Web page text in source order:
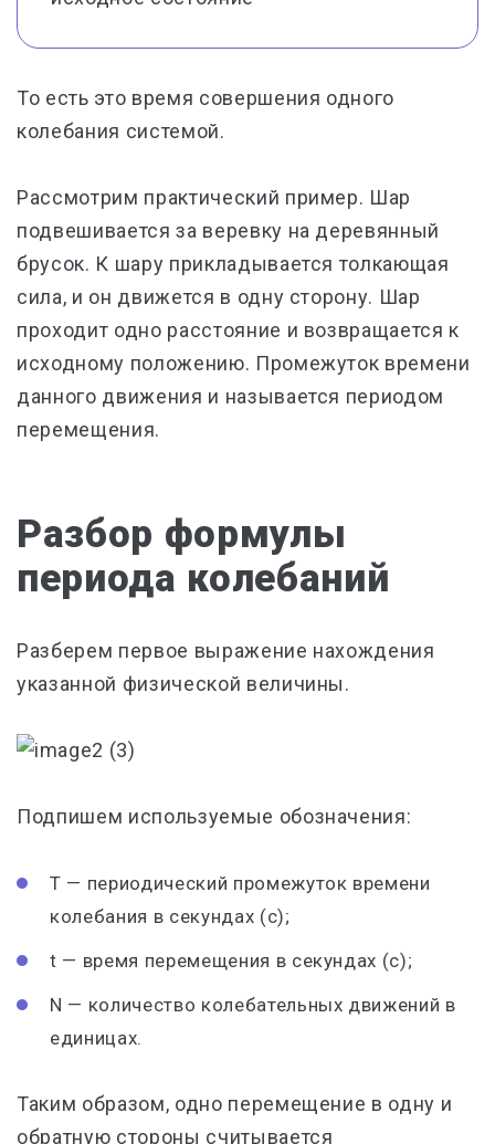
То есть это время совершения одного
колебания системой.
Рассмотрим практический пример. Шар
подвешивается за веревку на деревянный
брусок. К шару прикладывается толкающая
сила, и он движется в одну сторону. Шар
проходит одно расстояние и возвращается к
исходному положению. Промежуток времени
данного движения и называется периодом
перемещения.
Разбор формулы
периода колебаний
Разберем первое выражение нахождения
указанной физической величины.
Подпишем используемые обозначения:
Т — периодический промежуток времени
колебания в секундах (с);
t — время перемещения в секундах (с);
N — количество колебательных движений в
единицах.
Таким образом, одно перемещение в одну и
обратную стороны считывается